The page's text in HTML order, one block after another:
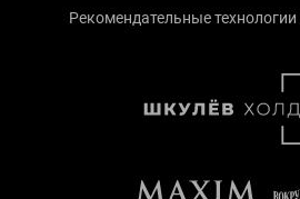
Рекомендательные технологии